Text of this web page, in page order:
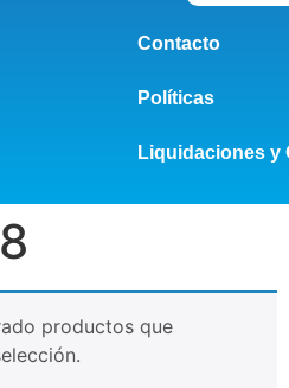
Contacto
Políticas
Liquidaciones y
productos que